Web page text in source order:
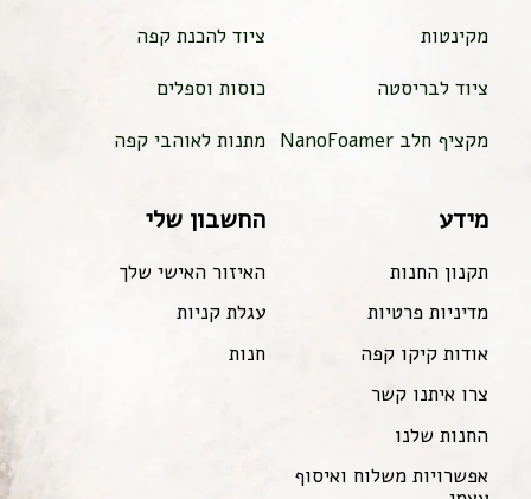
מקינטות
ציוד להכנת קפה
ציוד לבריסטה
כוסות וספלים
מקציף חלב NanoFoamer
מתנות לאוהבי קפה
מידע
תקנון החנות
מדיניות פרטיות
אודות קיקו קפה
צרו איתנו קשר
החנות שלנו
אפשרויות משלוח ואיסוף
החשבון שלי
האיזור האישי שלך
עגלת קניות
חנות